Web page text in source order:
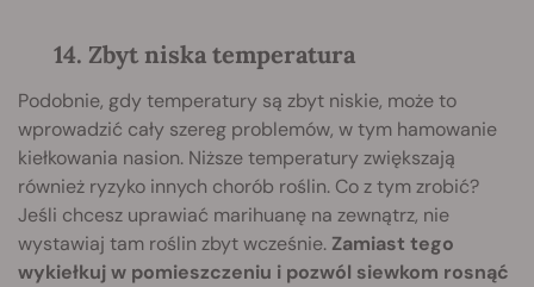
14. Zbyt niska temperatura
Podobnie, gdy temperatury są zbyt niskie, może to
wprowadzić cały szereg problemów, w tym hamowanie
kiełkowania nasion. Niższe temperatury zwiększają
również ryzyko innych chorób roślin. Co z tym zrobić?
Jeśli chcesz uprawiać marihuanę na zewnątrz, nie
wystawiaj tam roślin zbyt wcześnie. Zamiast tego
wykiełkuj w pomieszczeniu i pozwól siewkom rosnąć